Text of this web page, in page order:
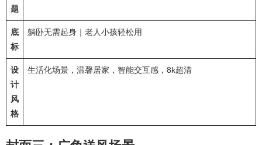
题
底
标
躺卧无需起身｜老人小孩轻松用
设
计
风
格
生活化场景，温馨居家，智能交互感，8k超清